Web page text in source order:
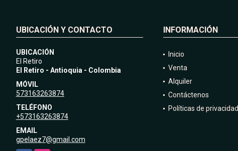
UBICACIÓN Y CONTACTO
UBICACIÓN
El Retiro
El Retiro - Antioquia - Colombia
MÓVIL
573163263874
TELÉFONO
+573163263874
EMAIL
gpelaez7@gmail.com
INFORMACIÓN
Inicio
Venta
Alquiler
Contáctenos
Políticas de privacidad